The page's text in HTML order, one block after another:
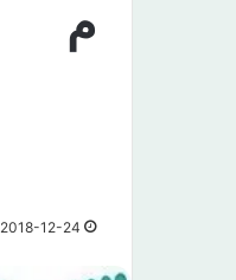
م
2018-12-24